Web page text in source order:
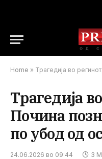
Home » Трагедија во регинот:
Трагедија
Почина
по убод од
24.06.2026 во 09:44 3